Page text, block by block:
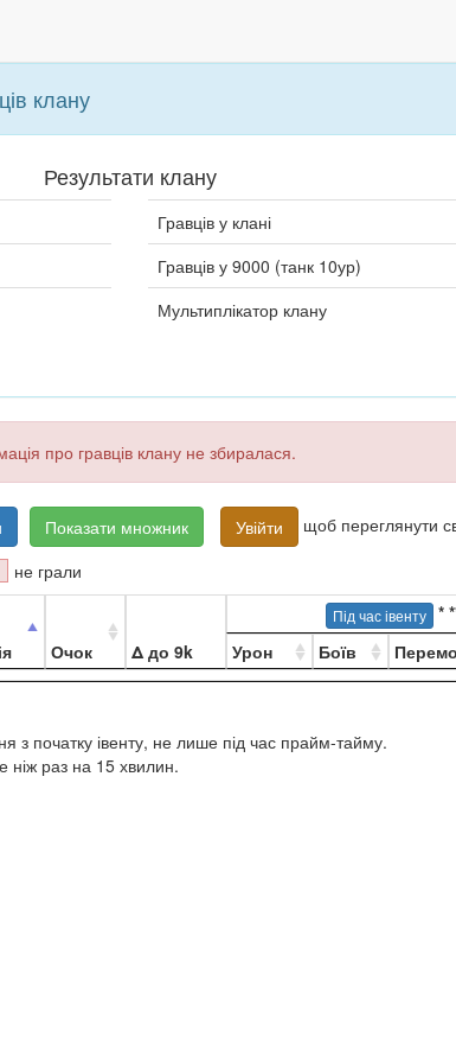
клану
Результати клану
Гравців у клані
Гравців у 9000 (танк 10ур)
Мультиплікатор клану
про гравців клану не збиралася.
Показати множник Увійти
щоб переглянути
не грали
Очок Δ до 9k
Під час івенту *
Урон Боїв
з початку івенту, не лише під час прайм-тайму.
ніж раз на 15 хвилин.